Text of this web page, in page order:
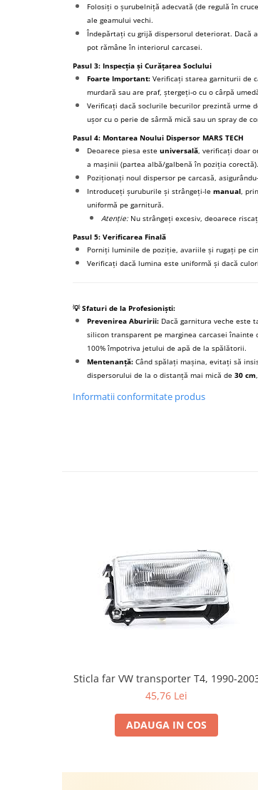
Folosiți o șurubelniță adecvată (de regulă în
ale geamului vechi.
Îndepărtați cu grijă dispersorul deteriorat. Dacă
pot rămâne în interiorul carcasei.
Pasul 3: Inspecția și Curățarea Soclului
Foarte Important: Verificați starea garniturii de
murdară sau are praf, ștergeți-o cu o cârpă
Verificați dacă soclurile becurilor prezintă urme
ușor cu o perie de sârmă mică sau un spray de
Pasul 4: Montarea Noului Dispersor MARS TECH
Deoarece piesa este universală, verificați doar
a mașinii (partea albă/galbenă în poziția corectă).
Poziționați noul dispersor pe carcasă,
Introduceți șuruburile și strângeți-le manual,
uniformă pe garnitură.
Atenție: Nu strângeți excesiv, deoarece
Pasul 5: Verificarea Finală
Porniți luminile de poziție, avariile și rugați pe
Verificați dacă lumina este uniformă și dacă
💡 Sfaturi de la Profesioniști:
Prevenirea Aburirii: Dacă garnitura veche este
silicon transparent pe marginea carcasei înainte
100% împotriva jetului de apă de la spălătorii.
Mentenanță: Când spălați mașina, evitați să
dispersorului de la o distanță mai mică de 30 cm
Informatii conformitate produs
Sticla far VW transporter T4, 1990-
45,76 Lei
ADAUGA IN COS